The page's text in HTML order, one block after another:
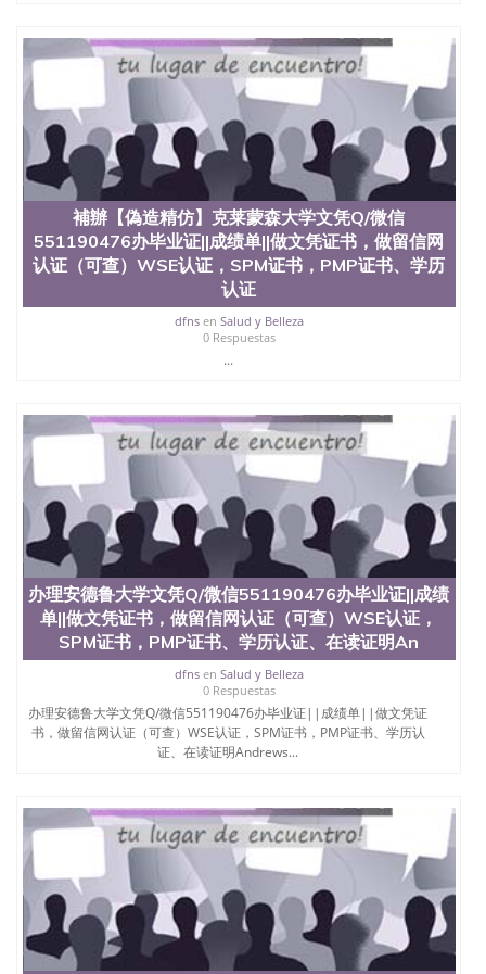
University）圣何塞州立大学学位证（San Jose State
University）圣何塞州立大学学位证（San Jose State
University）圣何塞州立大学学历证书（San Jose
State University）圣何塞州立大学学历证书（San
Jose State University）圣何塞州立大学学历证书
（San Jose State University）澳洲读书未毕业找人做
文凭学位qq微信551190476澳洲读CQU中央昆士兰大
学学历 绩单购买学位证书/澳洲读本科硕士做文凭/购
买澳洲大学毕业证成绩单假文凭学历
offieUniversityofSouthernQueensland 澳洲读书未毕
业找人做文凭学位qq微信551190476澳洲读CQU中央
昆士兰大学学历成绩单购买学位证书/澳洲读本科硕
士做文凭/购买澳洲大学毕业证成绩单假文凭学历办
理博尔州立大学文凭Q/微信551190476办毕业证||成
绩单||做文凭证书，做留信网认证（可查）WSE认
证，SPM证书，PMP证书、学历认证、在读证明Ball
補辦【偽造精仿】克莱蒙森大学文凭Q/微信
551190476办毕业证||成绩单||做文凭证书，做留信网
认证（可查）WSE认证，SPM证书，PMP证书、学历
认证
dfnsen Salud y Belleza
0 Respuestas
...
办理安德鲁大学文凭Q/微信551190476办毕业证||成绩
单||做文凭证书，做留信网认证（可查）WSE认证，
SPM证书，PMP证书、学历认证、在读证明An
dfnsen Salud y Belleza
0 Respuestas
办理安德鲁大学文凭Q/微信551190476办毕业证||成绩单||做文凭证
书，做留信网认证（可查）WSE认证，SPM证书，PMP证书、学历认
证、在读证明Andrews...